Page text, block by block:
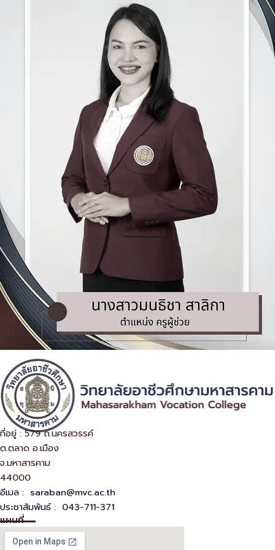
ที่อยู่ : 579 ถ.นครสวรรค์
ต.ตลาด อ.เมือง
จ.มหาสารคาม
44000
อีเมล : saraban@mvc.ac.th
ประชาสัมพันธ์ : 043-711-371
แผนที่